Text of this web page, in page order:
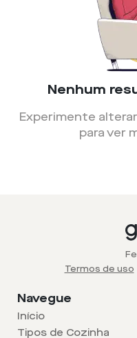
Nenhum
Experimente
para ver
Termos de uso
Navegue
Início
Tipos de Cozinha